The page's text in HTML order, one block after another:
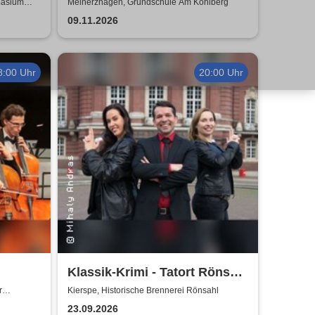
Manfred Künster
Meinerzhagen, Grundschule Am Kohlberg
09.11.2026
Uhr 20:00 Uhr
Klassik-Krimi - Tatort Rönsahl
– Diebstahl in h-Mol
Kierspe, Historische Brennerei Rönsahl
23.09.2026